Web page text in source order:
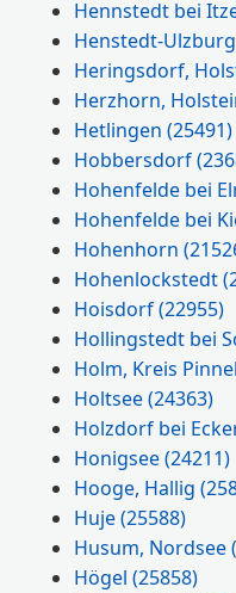
Hennstedt bei
Henstedt-
Heringsdorf,
Herzhorn,
Hetlingen(25491)
Hobbersdorf
Hohenfelde bei
Hohenfelde bei
Hohenhorn
Hohenlockstedt
Hoisdorf(22955)
Hollingstedt bei
Holm, Kreis
Holtsee(24363)
Holzdorf bei
Honigsee(24211)
Hooge, Hallig
Huje(25588)
Husum, Nordsee
Högel(25858)